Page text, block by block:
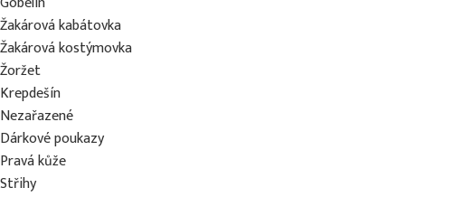
Žakárová kabátovka
Žakárová kostýmovka
Žoržet
Krepdešín
Nezařazené
Dárkové poukazy
Pravá kůže
Střihy